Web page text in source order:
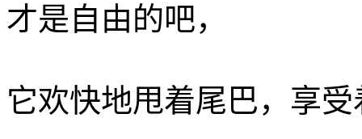
才是自由的吧，
它欢快地甩着尾巴，享